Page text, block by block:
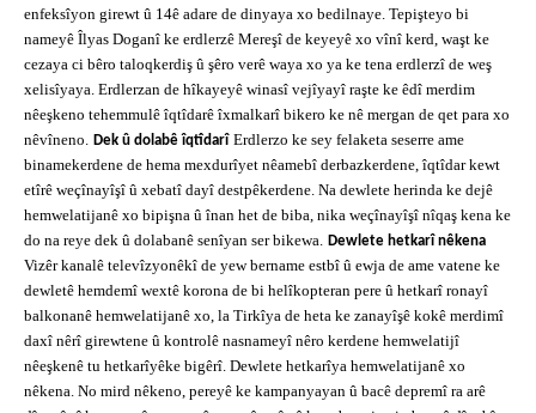
enfeksîyon girewt û 14ê adare de dinyaya xo bedilnaye. Tepişteyo bi
nameyê Îlyas Doganî ke erdlerzê Mereşî de keyeyê xo vînî kerd, waşt ke
cezaya ci bêro taloqkerdiş û şêro verê waya xo ya ke tena erdlerzî de weş
xelisîyaya. Erdlerzan de hîkayeyê winasî vejîyayî raşte ke êdî merdim
nêeşkeno tehemmulê îqtîdarê îxmalkarî bikero ke nê mergan de qet para xo
nêvîneno. Dek û dolabê îqtîdarî Erdlerzo ke sey felaketa seserre ame
binamekerdene de hema mexdurîyet nêamebî derbazkerdene, îqtîdar kewt
etîrê weçînayîşî û xebatî dayî destpêkerdene. Na dewlete herinda ke dejê
hemwelatijanê xo bipişna û înan het de biba, nika weçînayîşî nîqaş kena ke
do na reye dek û dolabanê senîyan ser bikewa. Dewlete hetkarî nêkena
Vizêr kanalê televîzyonêkî de yew bername estbî û ewja de ame vatene ke
dewletê hemdemî wextê korona de bi helîkopteran pere û hetkarî ronayî
balkonanê hemwelatijanê xo, la Tirkîya de heta ke zanayîşê kokê merdimî
daxî nêrî girewtene û kontrolê nasnameyî nêro kerdene hemwelatijî
nêeşkenê tu hetkarîyêke bigêrî. Dewlete hetkarîya hemwelatijanê xo
nêkena. No mird nêkeno, pereyê ke kampanyayan û bacê depremî ra arê